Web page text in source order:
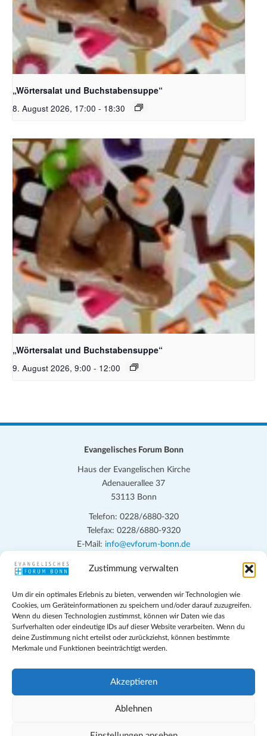
Zustimmung verwalten
Um dir ein optimales Erlebnis zu bieten, verwenden wir Technologien wie
Cookies, um Geräteinformationen zu speichern und/oder darauf zuzugreifen.
Wenn du diesen Technologien zustimmst, können wir Daten wie das
Surfverhalten oder eindeutige IDs auf dieser Website verarbeiten. Wenn du
deine Zustimmung nicht erteilst oder zurückziehst, können bestimmte
Merkmale und Funktionen beeinträchtigt werden.
Akzeptieren
Ablehnen
Bildquelle_ Pixabay Free_Christoph Meinersmann
„Wörtersalat und Buchstabensuppe“
8. August 2026, 17:00 - 18:30
Bildquelle_ Pixabay Free_Christoph Meinersmann
„Wörtersalat und Buchstabensuppe“
9. August 2026, 9:00 - 12:00
Evangelisches Forum Bonn
Haus der Evangelischen Kirche
Adenauerallee 37
53113 Bonn
Telefon: 0228/6880-320
Telefax: 0228/6880-9320
E-Mail: info@evforum-bonn.de
Das Evangelische Forum Bonn will in seinen zentralen
persönlichen, beruflichen, kirchlichen und öffentlichen Lebens
eingehen, zu offener Begegnung und ehrlicher Auseinandersetzung
anregen und mithelfen, aus der Verheißung des Evangeliums heraus
im individuellen und gesellschaftlichen Leben verantwortlich zu
denken, zu reden und zu handeln.
Impressum
Teilnahmebedingungen